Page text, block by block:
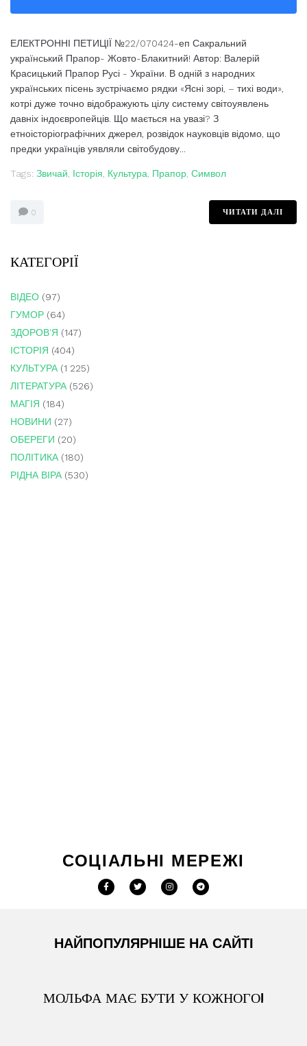
ЕЛЕКТРОННІ ПЕТИЦІЇ №22/070424-еп Сакральний
український Прапор- Жовто-Блакитний! Автор: Валерій
Красицький Прапор Русі - України. В одній з народних
українських пісень зустрічаємо рядки «Ясні зорі, – тихі води»,
котрі дуже точно відображують цілу систему світоуявлень
давніх індоєвропейців. Що мається на увазі? З
етноісторіографічних джерел, розвідок науковців відомо, що
предки українців уявляли світобудову...
Tags: Звичай Історія Культура Прапор Символ
0 ЧИТАТИ ДАЛІ
КАТЕГОРІЇ
ВІДЕО (97)
ГУМОР (64)
ЗДОРОВ'Я (147)
ІСТОРІЯ (404)
КУЛЬТУРА (1 225)
ЛІТЕРАТУРА (526)
МАГІЯ (184)
НОВИНИ (27)
ОБЕРЕГИ (20)
ПОЛІТИКА (180)
РІДНА ВІРА (530)
СОЦІАЛЬНІ МЕРЕЖІ
НАЙПОПУЛЯРНІШЕ НА САЙТІ
МОЛЬФА МАЄ БУТИ У КОЖНОГО!